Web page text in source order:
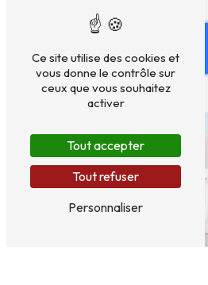
En savoir
plus
Ce site utilise des cookies et
vous donne le contrôle sur
ceux que vous souhaitez
activer
Tout accepter
Tout refuser
Personnaliser